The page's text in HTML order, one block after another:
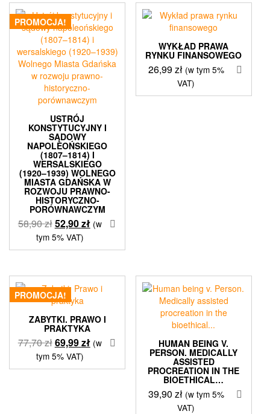
PROMOCJA!
USTRÓJ
KONSTYTUCYJNY I
SĄDOWY
NAPOLEOŃSKIEGO
(1807–1814) I
WERSALSKIEGO
(1920–1939) WOLNEGO
MIASTA GDAŃSKA W
ROZWOJU PRAWNO-
HISTORYCZNO-
PORÓWNAWCZYM
58,90złPierwotna
cena
wynosiła:
52,90złAktualna
wynosi:
(w
tym 5% VAT)
WYKŁAD PRAWA
RYNKU FINANSOWEGO
26,99zł (w tym 5%
VAT)
PROMOCJA!
ZABYTKI. PRAWO I
PRAKTYKA
77,70złPierwotna
cena
wynosiła:
69,99złAktualna
wynosi:
(w
tym 5% VAT)
HUMAN BEING V.
PERSON. MEDICALLY
ASSISTED
PROCREATION IN THE
BIOETHICAL…
39,90 zł (w tym 5%
VAT)